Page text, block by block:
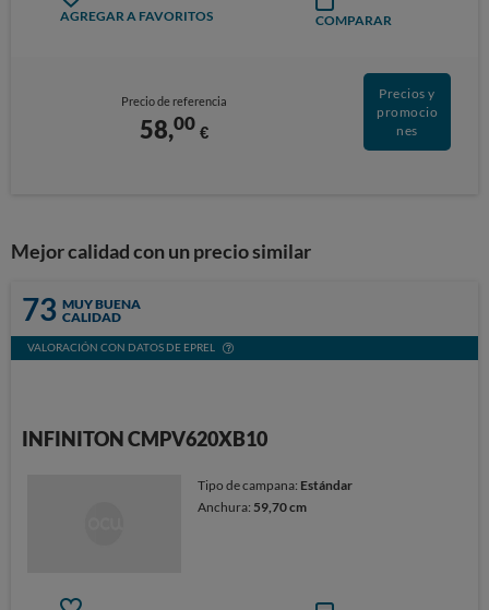
AGREGAR A FAVORITOS COMPARAR
Precio de referencia
58,00 €
Precios y
promocio
nes
Mejor calidad con un precio similar
73 MUY BUENA
CALIDAD
VALORACIÓN CON DATOS DE EPREL
INFINITON CMPV620XB10
Tipo de campana: Estándar
Anchura: 59,70 cm